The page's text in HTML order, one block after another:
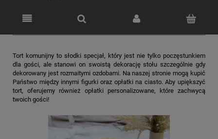
Tort komunijny to słodki specjał, który jest nie tylko poczęstunkiem
dla gości, ale stanowi on swoistą dekorację stołu szczególnie gdy
dekorowany jest rozmaitymi ozdobami. Na naszej stronie mogą kupić
Państwo między innymi figurki oraz opłatki na ciasto. Aby upiększyć
tort, oferujemy również opłatki personalizowane, które zachwycą
twoich gości!